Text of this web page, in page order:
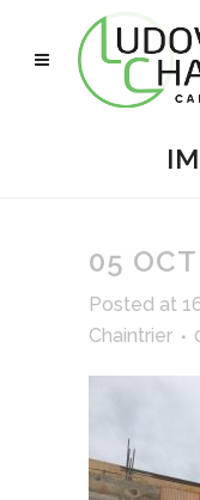
05 OCT
Posted at
Chaintrier